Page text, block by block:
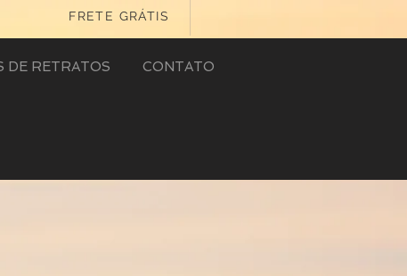
FRETE GRÁTIS
DE RETRATOS CONTATO